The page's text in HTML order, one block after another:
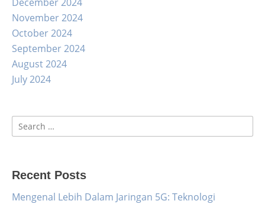
November 2024
October 2024
September 2024
August 2024
July 2024
Search
for:
Recent Posts
Mengenal Lebih Dalam Jaringan 5G: Teknologi